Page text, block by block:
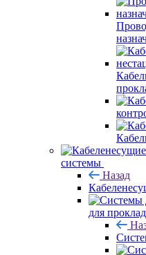
системы
Назад
для